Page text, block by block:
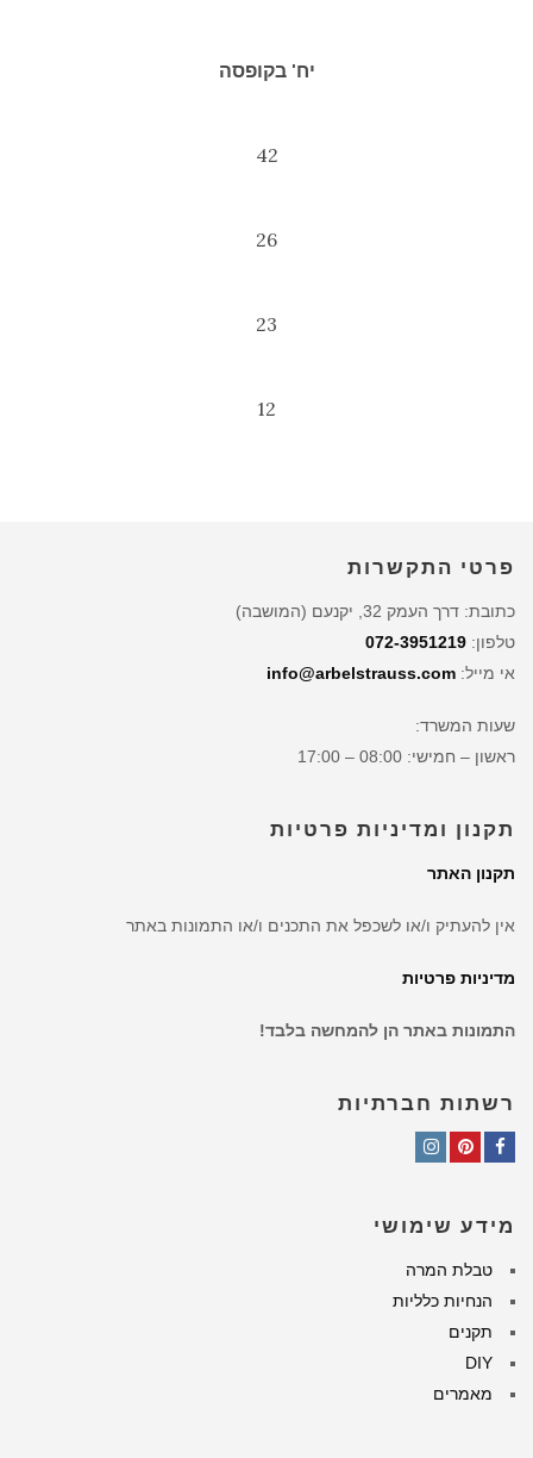
יח' בקופסה
42
26
23
12
פרטי התקשרות
כתובת: דרך העמק 32, יקנעם (המושבה)
טלפון: 072-3951219
אי מייל: info@arbelstrauss.com
שעות המשרד:
ראשון – חמישי: 08:00 – 17:00
תקנון ומדיניות פרטיות
תקנון האתר
אין להעתיק ו/או לשכפל את התכנים ו/או התמונות באתר
מדיניות פרטיות
התמונות באתר הן להמחשה בלבד!
רשתות חברתיות
מידע שימושי
טבלת המרה
הנחיות כלליות
תקנים
DIY
מאמרים